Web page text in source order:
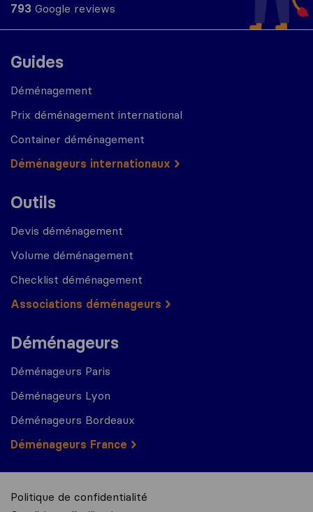
Guides
Déménagement
Prix déménagement international
Container déménagement
Déménageurs internationaux
Outils
Devis déménagement
Volume déménagement
Checklist déménagement
Associations déménageurs
Déménageurs
Déménageurs Paris
Déménageurs Lyon
Déménageurs Bordeaux
Déménageurs France
793 Google reviews
Politique de confidentialité